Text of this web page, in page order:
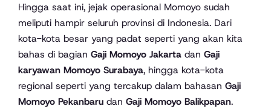
Hingga saat ini, jejak operasional Momoyo sudah
meliputi hampir seluruh provinsi di Indonesia. Dari
kota-kota besar yang padat seperti yang akan kita
bahas di bagian Gaji Momoyo Jakarta dan Gaji
karyawan Momoyo Surabaya, hingga kota-kota
regional seperti yang tercakup dalam bahasan Gaji
Momoyo Pekanbaru dan Gaji Momoyo Balikpapan.